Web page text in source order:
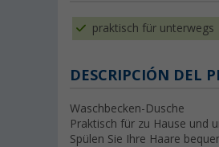
praktisch für unterwegs
DESCRIPCIÓN DEL
Waschbecken-Dusche
Praktisch für zu Hause und
Spülen Sie Ihre Haare